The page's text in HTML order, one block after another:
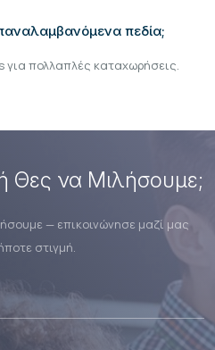
πεδία;
πολλαπλές καταχωρήσεις.
Θες να Μιλήσουμε;
— επικοινώνησε μαζί μας
στιγμή.